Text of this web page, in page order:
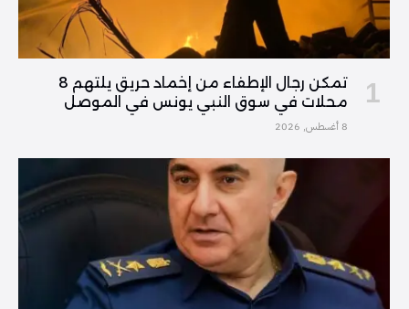
تمكن رجال الإطفاء من إخماد حريق يلتهم 8
محلات في سوق النبي يونس في الموصل
8 أغسطس, 2026